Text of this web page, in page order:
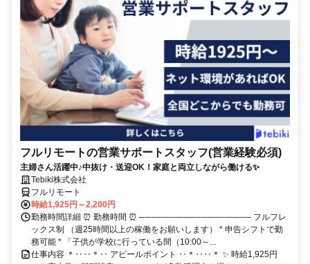
フルリモートの営業サポートスタッフ(営業経験必須)
主婦さん活躍中♪中抜け・送迎OK！家庭と両立しながら働ける✨
Tebiki株式会社
フルリモート
時給1,925円～2,200円
勤務時間詳細 ⏰ 勤務時間 ⏰ ────────────────── フルフレ
ックス制 （週25時間以上の稼働をお願いします） * 申告シフトで勤
務可能 * 「子供が学校に行っている間（10:00～...
仕事内容 ＊‥‥＊‥ アピールポイント ‥＊‥‥＊ ✨ 時給1,925円